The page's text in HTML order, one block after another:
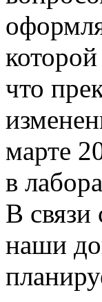
что
марте
в
В связи
наши